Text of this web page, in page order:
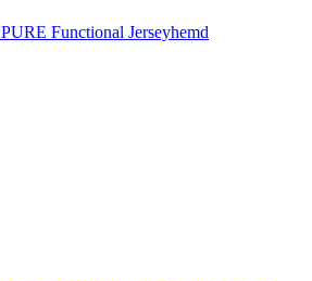
PURE Functional Jerseyhemd